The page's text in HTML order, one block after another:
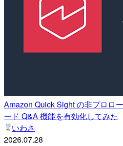
Amazon Quick Sight の非プロロ
ード Q&A 機能を有効化してみた
いわさ
2026.07.28